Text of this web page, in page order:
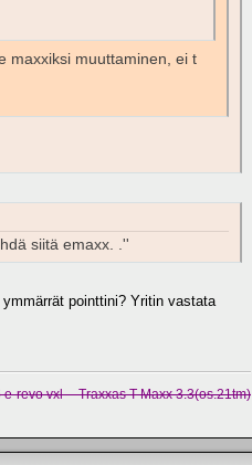
maxxiksi muuttaminen, ei t
siitä emaxx. .''
pointtini? Yritin vastata
e-revo vxl -- Traxxas T-Maxx 3.3(os.21tm)